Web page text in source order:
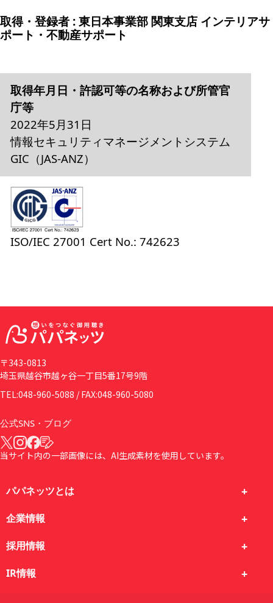
取得・登録者 : 東日本事業部 関東支店 インテリアサ
ポート・不動産サポート
取得年月日・許認可等の名称および所管官
庁等
2022年5月31日
情報セキュリティマネージメントシステム
GIC（JAS-ANZ）
ISO/IEC 27001 Cert No.: 742623
〒343-0813
埼玉県越谷市越ヶ谷一丁目5番17号9階
TEL:048-960-5088 / FAX:048-960-5080
公式SNS・ブログ
当サイト内の一部画像には、AI生成素材を使用しています。
パパネッツとは
企業情報
採用情報
IR情報